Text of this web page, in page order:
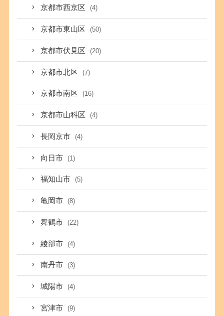
京都市西京区 (4)
京都市東山区 (50)
京都市伏見区 (20)
京都市北区 (7)
京都市南区 (16)
京都市山科区 (4)
長岡京市 (4)
向日市 (1)
福知山市 (5)
亀岡市 (8)
舞鶴市 (22)
綾部市 (4)
南丹市 (3)
城陽市 (4)
宮津市 (9)